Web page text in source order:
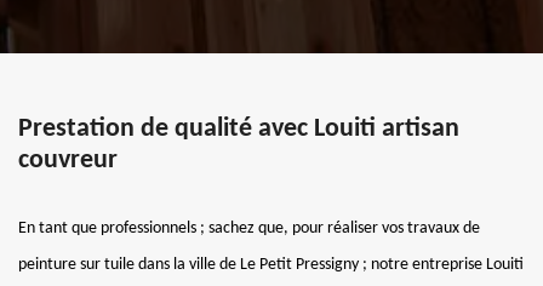
Prestation de qualité avec Louiti artisan
couvreur
En tant que professionnels ; sachez que, pour réaliser vos travaux de
peinture sur tuile dans la ville de Le Petit Pressigny ; notre entreprise Louiti